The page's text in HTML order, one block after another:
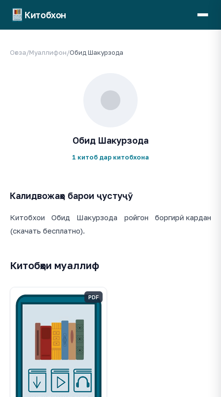
Китобхон
Оғоза/Муаллифон/Обид Шакурзода
Обид Шакурзода
1 китоб дар китобхона
Калидвожаҳо барои ҷустуҷӯ
Китобхои Обид Шакурзода ройгон боргирӣ кардан
(скачать бесплатно).
Китобҳои муаллиф
PDF